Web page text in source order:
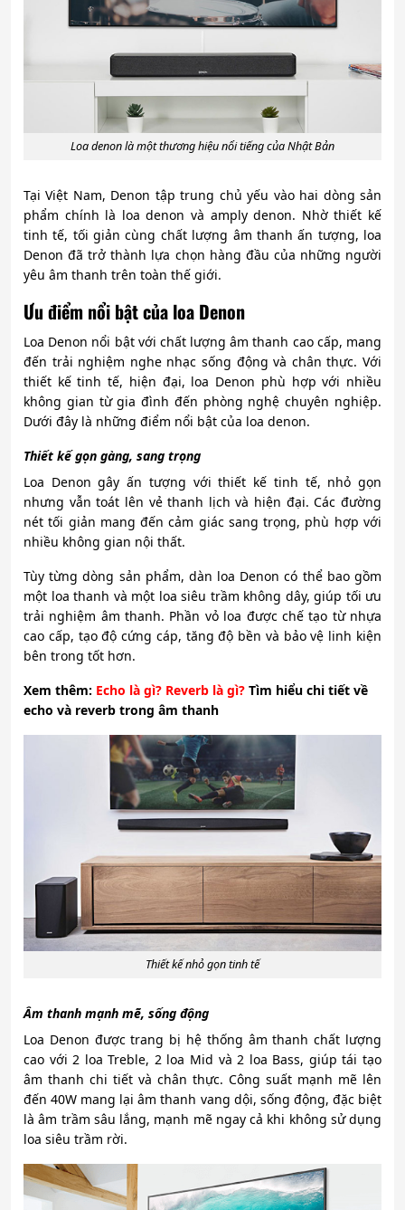
Loa denon là một thương hiệu nổi tiếng của Nhật Bản
Tại Việt Nam, Denon tập trung chủ yếu vào hai dòng sản
phẩm chính là loa denon và amply denon. Nhờ thiết kế
tinh tế, tối giản cùng chất lượng âm thanh ấn tượng, loa
Denon đã trở thành lựa chọn hàng đầu của những người
yêu âm thanh trên toàn thế giới.
Ưu điểm nổi bật của loa Denon
Loa Denon nổi bật với chất lượng âm thanh cao cấp, mang
đến trải nghiệm nghe nhạc sống động và chân thực. Với
thiết kế tinh tế, hiện đại, loa Denon phù hợp với nhiều
không gian từ gia đình đến phòng nghệ chuyên nghiệp.
Dưới đây là những điểm nổi bật của loa denon.
Thiết kế gọn gàng, sang trọng
Loa Denon gây ấn tượng với thiết kế tinh tế, nhỏ gọn
nhưng vẫn toát lên vẻ thanh lịch và hiện đại. Các đường
nét tối giản mang đến cảm giác sang trọng, phù hợp với
nhiều không gian nội thất.
Tùy từng dòng sản phẩm, dàn loa Denon có thể bao gồm
một loa thanh và một loa siêu trầm không dây, giúp tối ưu
trải nghiệm âm thanh. Phần vỏ loa được chế tạo từ nhựa
cao cấp, tạo độ cứng cáp, tăng độ bền và bảo vệ linh kiện
bên trong tốt hơn.
Xem thêm: Echo là gì? Reverb là gì? Tìm hiểu chi tiết về
echo và reverb trong âm thanh
Thiết kế nhỏ gọn tinh tế
Âm thanh mạnh mẽ, sống động
Loa Denon được trang bị hệ thống âm thanh chất lượng
cao với 2 loa Treble, 2 loa Mid và 2 loa Bass, giúp tái tạo
âm thanh chi tiết và chân thực. Công suất mạnh mẽ lên
đến 40W mang lại âm thanh vang dội, sống động, đặc biệt
là âm trầm sâu lắng, mạnh mẽ ngay cả khi không sử dụng
loa siêu trầm rời.